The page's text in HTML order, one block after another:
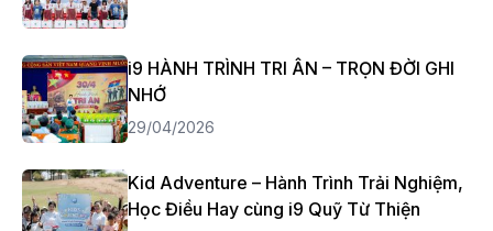
i9 HÀNH TRÌNH TRI ÂN – TRỌN ĐỜI GHI
NHỚ
29/04/2026
Kid Adventure – Hành Trình Trải Nghiệm,
Học Điều Hay cùng i9 Quỹ Từ Thiện